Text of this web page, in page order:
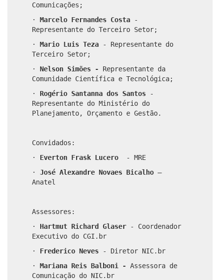
Comunicações;
·
Marcelo Fernandes Costa
-
Representante do Terceiro Setor;
· Mario Luis Teza
- Representante do
Terceiro Setor;
·
Nelson Simões - Representante da
Comunidade Científica e Tecnológica;
·
Rogério Santanna dos Santos
-
Representante do Ministério do
Planejamento, Orçamento e Gestão.
Convidados:
· Everton Frask Lucero
- MRE
·
José Alexandre Novaes Bicalho –
Anatel
Assessores:
· Hartmut Richard Glaser
- Coordenador
Executivo do CGI.br
· Frederico Neves - Diretor NIC.br
· Mariana Reis Balboni - Assessora de
Comunicação do NIC.br